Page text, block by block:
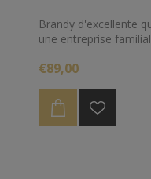
Brandy d'excellente
une entreprise
(Catalogne). Le raisin
processus artisanal,
chêne américain par
de la bouteille est un
€89,00